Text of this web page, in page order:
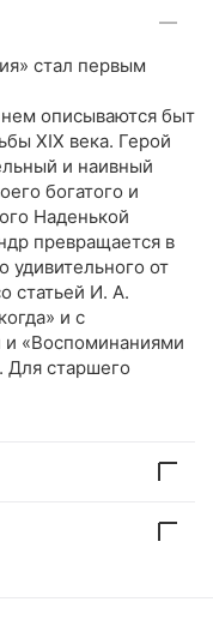
стал первым
описываются быт
XIX века. Герой
и наивный
богатого и
Наденькой
превращается в
удивительного от
статьей И. А.
и с
и «Воспоминаниями
Для старшего